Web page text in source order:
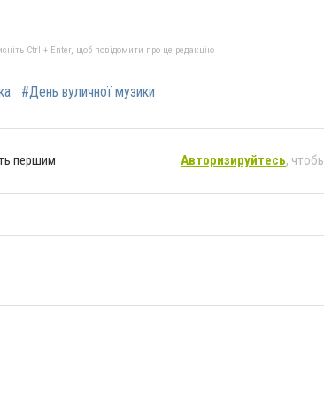
Ctrl + Enter, щоб повідомити про це редакцію
#День вуличної музики
першим Авторизируйтесь,